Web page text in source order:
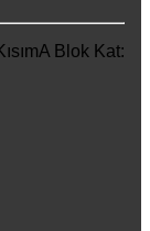
Blok Kat: